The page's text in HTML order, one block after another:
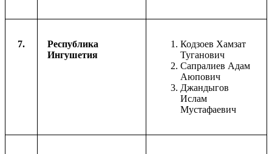
7.
Республика
Ингушетия
Кодзоев Хамзат
Туганович
Сапралиев Адам
Аюпович
Джандыгов
Ислам
Мустафаевич